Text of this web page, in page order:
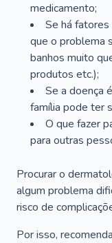
medicamento;
Se há
que o problema
banhos muito
produtos etc.);
Se a doença
família pode ter
O que fazer
para outras
Procurar o
algum problema
risco de
Por isso,